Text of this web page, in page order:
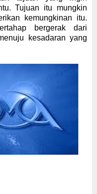
Tujuan itu mungkin
kemungkinan itu.
bergerak dari
kesadaran yang